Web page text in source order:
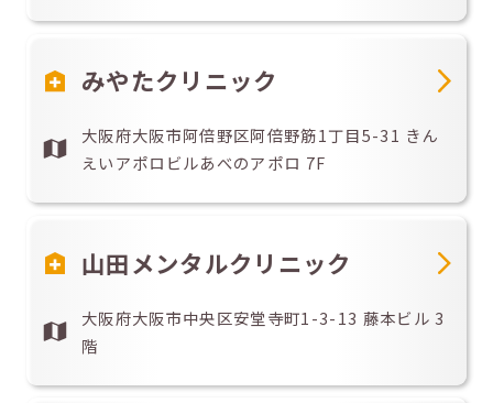
みやたクリニック
大阪府大阪市阿倍野区阿倍野筋1丁目5-31 きん
えいアポロビルあべのアポロ 7F
山田メンタルクリニック
大阪府大阪市中央区安堂寺町1-3-13 藤本ビル 3
階